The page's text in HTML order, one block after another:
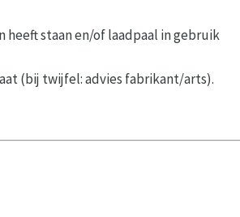
staan en/of laadpaal in gebruik
(bij twijfel: advies fabrikant/arts).